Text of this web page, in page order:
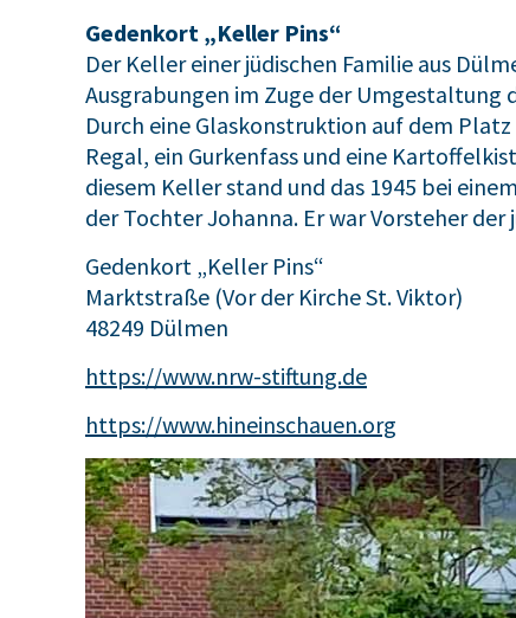
Gedenkort „Keller Pins“
Der Keller einer jüdischen Familie aus
Ausgrabungen im Zuge der Umgestaltung
Durch eine Glaskonstruktion auf dem
Regal, ein Gurkenfass und eine
diesem Keller stand und das 1945 bei
der Tochter Johanna. Er war Vorsteher der
Gedenkort „Keller Pins“
Marktstraße (Vor der Kirche St. Viktor)
48249 Dülmen
https://www.nrw-stiftung.de
https://www.hineinschauen.org